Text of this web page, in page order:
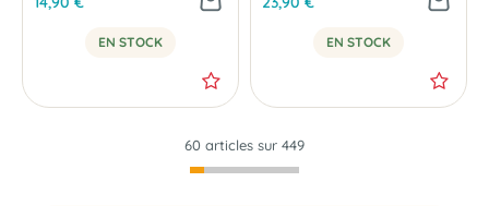
EN STOCK EN STOCK
60 articles sur 449